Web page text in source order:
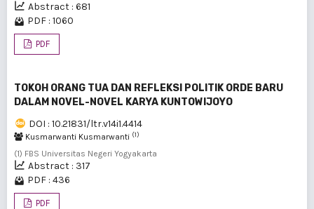
Abstract : 681
PDF : 1060
PDF
TOKOH ORANG TUA DAN REFLEKSI POLITIK ORDE BARU
DALAM NOVEL-NOVEL KARYA KUNTOWIJOYO
DOI : 10.21831/ltr.v14i1.4414
Kusmarwanti Kusmarwanti (1)
(1) FBS Universitas Negeri Yogyakarta
Abstract : 317
PDF : 436
PDF